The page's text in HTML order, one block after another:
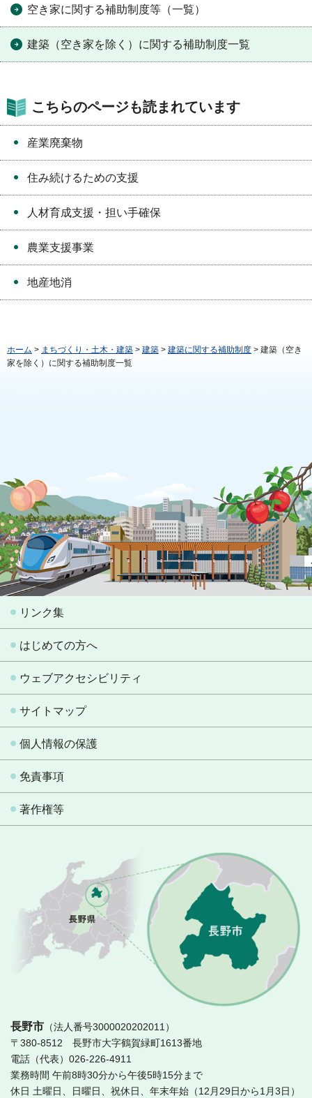
空き家に関する補助制度等（一覧）
建築（空き家を除く）に関する補助制度一覧
こちらのページも読まれています
産業廃棄物
住み続けるための支援
人材育成支援・担い手確保
農業支援事業
地産地消
ホーム > まちづくり・土木・建築 > 建築 > 建築に関する補助制度 > 建築（空き
家を除く）に関する補助制度一覧
リンク集
はじめての方へ
ウェブアクセシビリティ
サイトマップ
個人情報の保護
免責事項
著作権等
長野市 （法人番号3000020202011）
〒380-8512 長野市大字鶴賀緑町1613番地
電話（代表）026-226-4911
業務時間 午前8時30分から午後5時15分まで
休日 土曜日、日曜日、祝休日、年末年始（12月29日から1月3日）